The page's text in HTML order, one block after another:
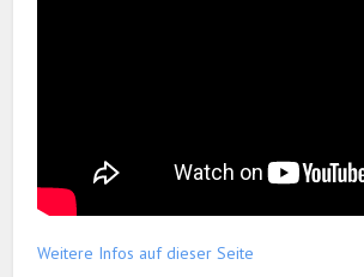
Weitere Infos auf dieser Seite